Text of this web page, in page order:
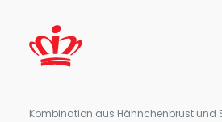
Kombination aus Hähnchenbrust und